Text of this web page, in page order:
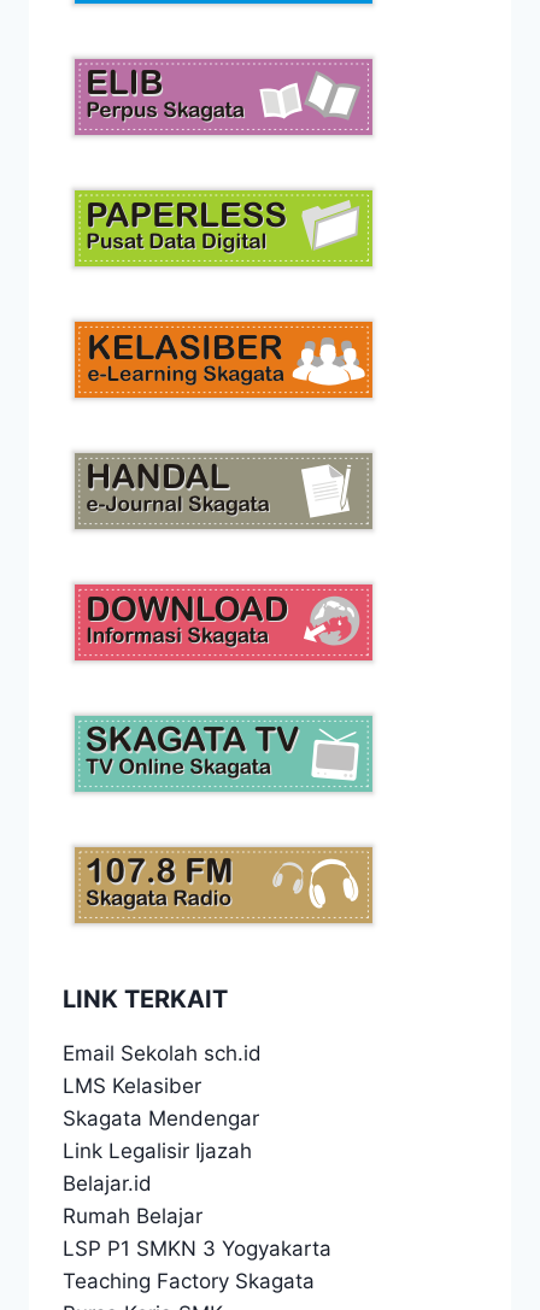
LINK TERKAIT
Email Sekolah sch.id
LMS Kelasiber
Skagata Mendengar
Link Legalisir Ijazah
Belajar.id
Rumah Belajar
LSP P1 SMKN 3 Yogyakarta
Teaching Factory Skagata